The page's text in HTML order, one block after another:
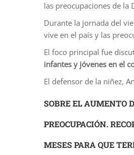
las preocupaciones de la
Durante la jornada del
vive en el país y las
El foco principal fue
infantes y jóvenes en el
El defensor de la niñez,
SOBRE EL AUMENTO
PREOCUPACIÓN.
MESES PARA QUE